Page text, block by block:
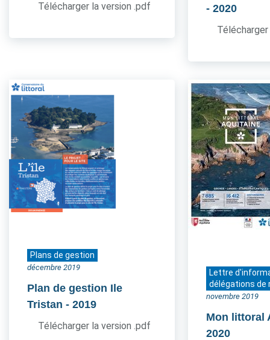
Télécharger la version .pdf
- 2020
Plans de gestion
décembre 2019
Plan de gestion Ile
Tristan - 2019
Télécharger la version .pdf
Lettre
délégations de
novembre 2019
Mon littoral
2020